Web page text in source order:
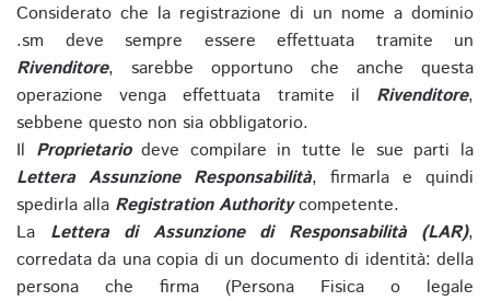
Considerato che la registrazione di un nome a dominio
.sm deve sempre essere effettuata tramite un
Rivenditore, sarebbe opportuno che anche questa
operazione venga effettuata tramite il Rivenditore,
sebbene questo non sia obbligatorio.
Il Proprietariodeve compilare in tutte le sue parti la
Lettera Assunzione Responsabilità, firmarla e quindi
spedirla alla Registration Authoritycompetente.
La Lettera di Assunzione di Responsabilità (LAR),
corredata da una copia di un documento di identità: della
persona che firma (Persona Fisica o legale